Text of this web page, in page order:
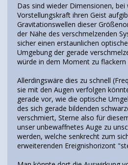
Das sind wieder Dimensionen, bei
Vorstellungskraft ihren Geist
Gravitationswellen dieser
der Nähe des verschmelzenden
sicher einen erstaunlichen
Umgebung der gerade
würde in dem Moment zu flackern
Allerdingswäre dies zu schnell
sie mit den Augen verfolgen
gerade vor, wie die optische
des sich gerade bildenden
verschmiert, Sterne also für
unser unbewaffnetes Auge zu
werden, welche senkrecht zum
erweiterenden Ereignishorizont